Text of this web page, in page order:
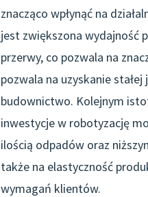
znacząco wpłynąć na
jest zwiększona wydajność
przerwy, co pozwala na
pozwala na uzyskanie
budownictwo. Kolejnym
inwestycje w robotyzację
ilością odpadów oraz
także na elastyczność
wymagań klientów.